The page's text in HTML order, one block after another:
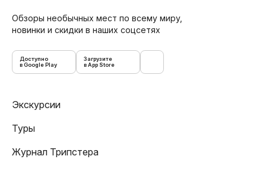
Обзоры необычных мест по всему миру,
новинки и скидки в наших соцсетях
Доступно
в Google Play
Загрузите
в App Store
Экскурсии
Туры
Журнал Трипстера